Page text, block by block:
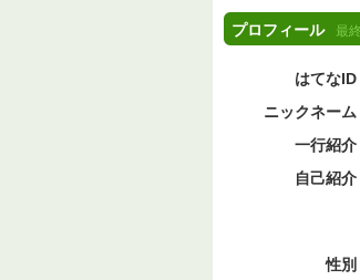
プロフィール 最
はてなID
ニックネーム
一行紹介
自己紹介
性別